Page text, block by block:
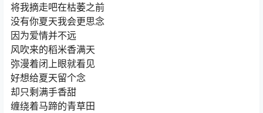
将我摘走吧在枯萎之前
没有你夏天我会更思念
因为爱情并不远
风吹来的稻米香满天
弥漫着闭上眼就看见
好想给夏天留个念
却只剩满手香甜
缠绕着马蹄的青草田